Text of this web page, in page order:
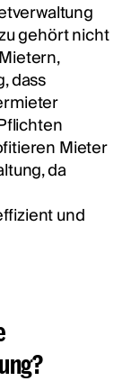
gehört nicht
dass
Mieter
da
und